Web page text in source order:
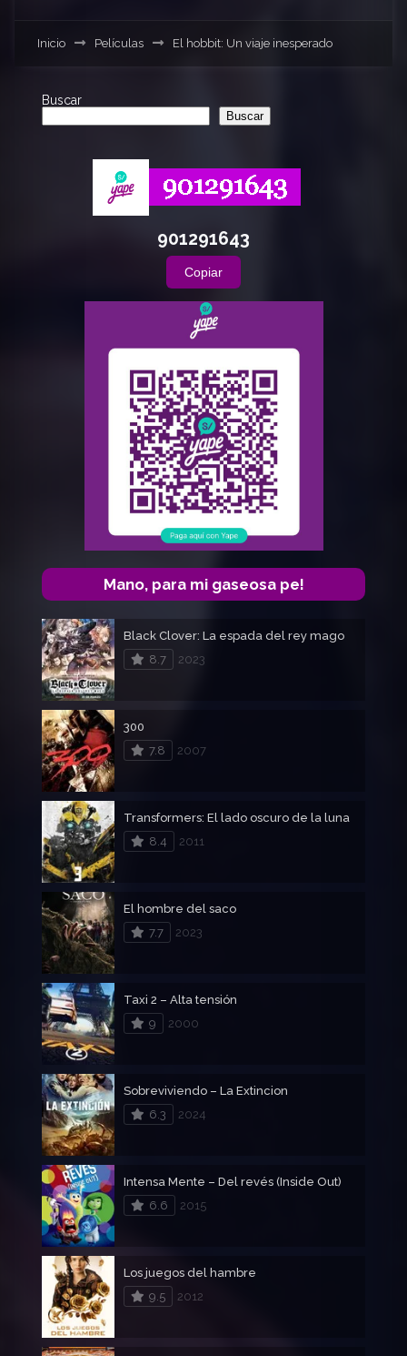
Inicio Películas El hobbit: Un viaje inesperado
Buscar
Buscar
901291643
Copiar
Mano, para mi gaseosa pe!
Black Clover: La espada del rey mago
8.7
2023
300
7.8
2007
Transformers: El lado oscuro de la luna
8.4
2011
El hombre del saco
7.7
2023
Taxi 2 – Alta tensión
9
2000
Sobreviviendo – La Extincion
6.3
2024
Intensa Mente – Del revés (Inside Out)
6.6
2015
Los juegos del hambre
9.5
2012